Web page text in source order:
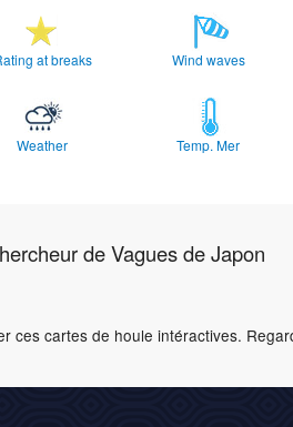
at breaks Wind waves
Weather Temp. Mer
de Vagues de Japon
ces cartes de houle intéractives.